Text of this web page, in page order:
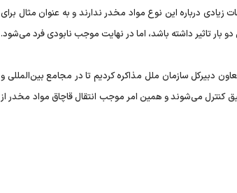
درباره این نوع مواد مخدر ندارند و به عنوان مثال برای
بار تاثیر داشته باشد، اما در نهایت موجب نابودی فرد می‌شود.
دبیرکل سازمان ملل مذاکره کردیم تا در مجامع بین‌المللی و
از مرزهای شرقی به گونه‌ای دقیق کنترل می‌شوند و همین امر موجب انتقال قاچاق مواد مخدر از